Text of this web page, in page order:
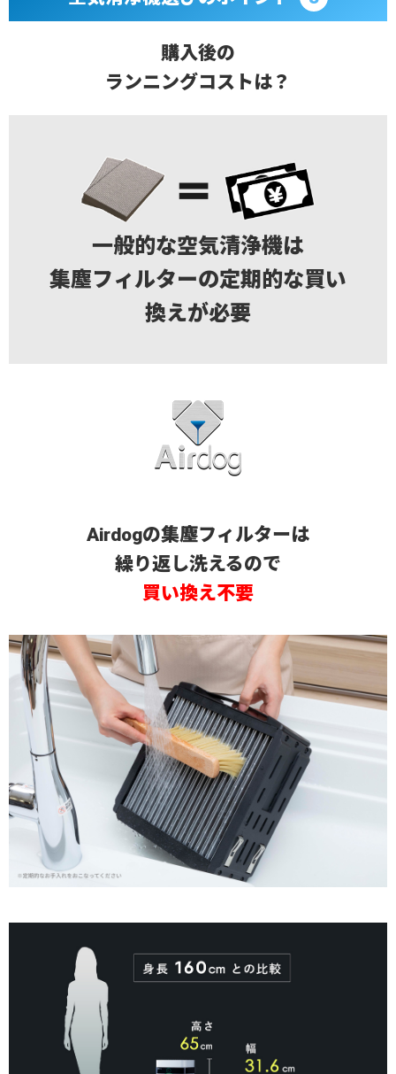
購入後の
ランニングコストは？
一般的な空気清浄機は
集塵フィルターの定期的な買い
換えが必要
Airdogの集塵フィルターは
繰り返し洗えるので
買い換え不要